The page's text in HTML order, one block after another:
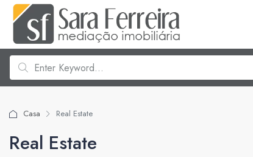
Casa Real Estate
Real Estate